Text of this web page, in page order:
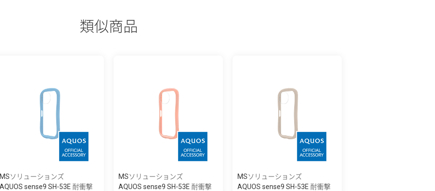
類似商品
MSソリューションズ
AQUOS sense9 SH-53E 耐衝撃
MSソリューションズ
AQUOS sense9 SH-53E 耐衝撃
MSソリューションズ
AQUOS sense9 SH-53E 耐衝撃